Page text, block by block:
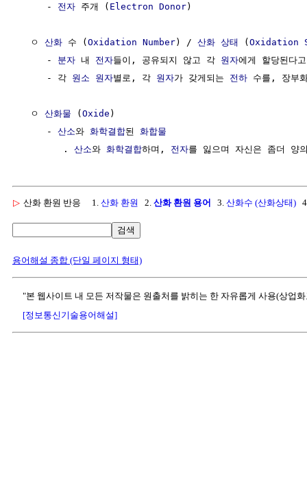
     -
전자 주개 ( Electron Donor)
  ㅇ
산화 수 (Oxidation Number) / 산화 상태 (Oxidation
     -
분자 내 전자들이, 공유되지 않고 각 원자에게 할당된다
     - 각
원소 원자별로, 각 원자가 갖게되는 전하 수를, 장부
  ㅇ
산화물 (Oxide )
     -
산소와 화학결합된 화합물
        .
산소와 화학결합하며, 전자를 잃으며 자신은 좀더 양
▷ 산화 환원 반응 1. 산화 환원 2. 산화 환원 용어 3. 산화수 (산화상태)
검색
용어해설 종합 (단일 페이지 형태)
"본 웹사이트 내 모든 저작물은 원출처를 밝히는 한 자유롭게 사용(상업
[정보통신기술용어해설]